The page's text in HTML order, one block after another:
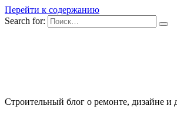
Перейти к содержанию
Search for:
Строительный блог о ремонте, дизайне и